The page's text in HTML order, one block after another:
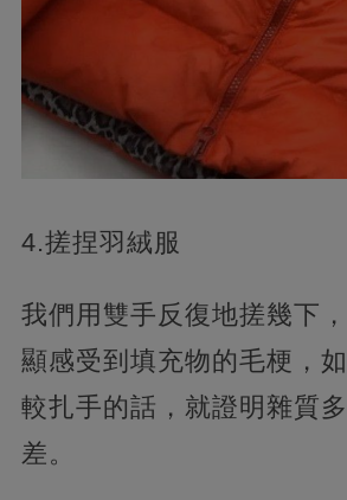
4.搓捏羽絨服
我們用雙手反復地搓幾下
顯感受到填充物的毛梗，
較扎手的話，就證明雜質
差。